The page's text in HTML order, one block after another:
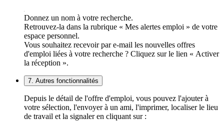
Donnez un nom à votre recherche.
Retrouvez-la dans la rubrique « Mes alertes emploi » de votre
espace personnel.
Vous souhaitez recevoir par e-mail les nouvelles offres
d'emploi liées à votre recherche ? Cliquez sur le lien « Activer
la réception ».
7. Autres fonctionnalités
Depuis le détail de l'offre d'emploi, vous pouvez l'ajouter à
votre sélection, l'envoyer à un ami, l'imprimer, localiser le lieu
de travail et la signaler en cliquant sur :